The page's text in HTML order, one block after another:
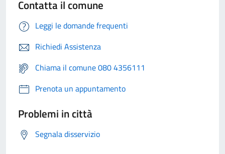
Contatta il comune
Leggi le domande frequenti
Richiedi Assistenza
Chiama il comune 080 4356111
Prenota un appuntamento
Problemi in città
Segnala disservizio